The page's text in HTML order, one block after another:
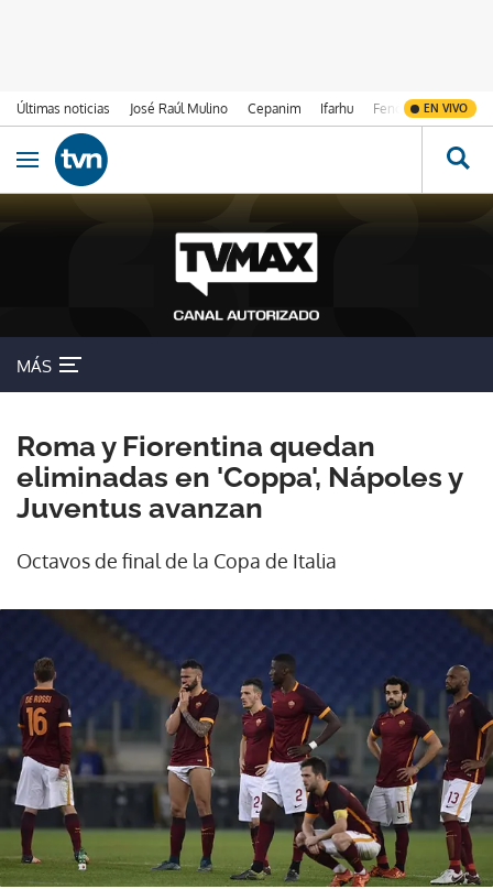
Últimas noticias José Raúl Mulino Cepanim Ifarhu Fenómeno de El
EN VIVO
Ir al contenido
Obrir navegació
MÁS
Roma y Fiorentina quedan
eliminadas en 'Coppa', Nápoles y
Juventus avanzan
Octavos de final de la Copa de Italia